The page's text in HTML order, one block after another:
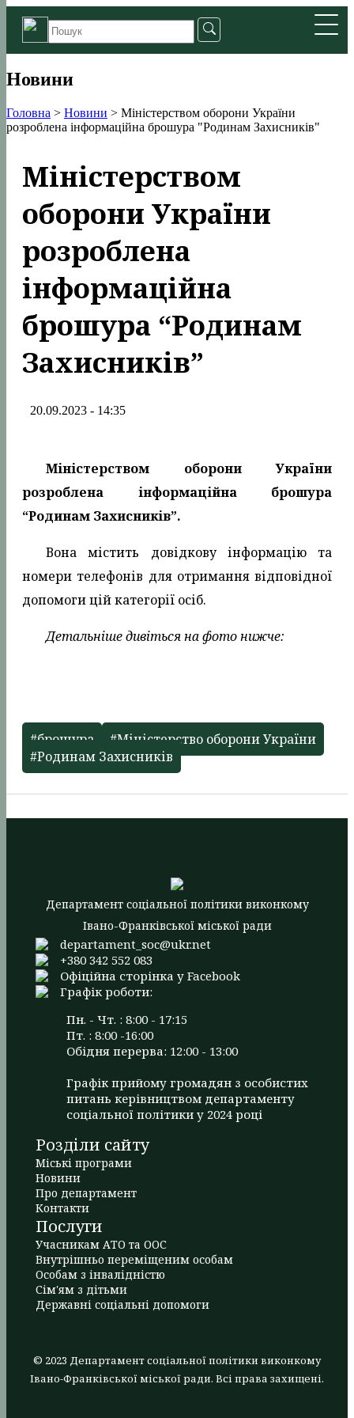
Новини
Головна > Новини > Міністерством оборони України
розроблена інформаційна брошура "Родинам Захисників"
Міністерством
оборони України
розроблена
інформаційна
брошура “Родинам
Захисників”
20.09.2023 - 14:35
Міністерством оборони України
розроблена інформаційна брошура
“Родинам Захисників”.
Вона містить довідкову інформацію та
номери телефонів для отримання відповідної
допомоги цій категорії осіб.
Детальніше дивіться на фото нижче:
#брошура
#Міністерство оборони України
#Родинам Захисників
Департамент соціальної політики виконкому
Івано-Франківської міської ради
departament_soc@ukr.net
+380 342 552 083
Офіційна сторінка у Facebook
Графік роботи:
Пн. - Чт. : 8:00 - 17:15
Пт. : 8:00 -16:00
Обідня перерва: 12:00 - 13:00
Графік прийому громадян з особистих
питань керівництвом департаменту
соціальної політики у 2024 році
Розділи сайту
Міські програми
Новини
Про департамент
Контакти
Послуги
Учасникам АТО та ООС
Внутрішньо переміщеним особам
Особам з інвалідністю
Сім'ям з дітьми
Державні соціальні допомоги
© 2023 Департамент соціальної політики виконкому
Івано-Франківської міської ради. Всі права захищені.